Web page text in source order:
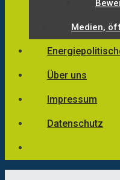
Medien,
Über uns
Impressum
Datenschutz